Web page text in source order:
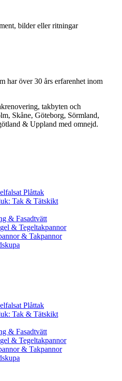
bilder eller ritningar
har över 30 års erfarenhet inom
takbyten och
Skåne, Göteborg, Sörmland,
& Uppland med omnejd.
Plåttak
Tak & Tätskikt
& Fasadtvätt
& Tegeltakpannor
& Takpannor
Plåttak
Tak & Tätskikt
& Fasadtvätt
& Tegeltakpannor
& Takpannor